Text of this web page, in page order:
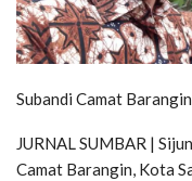
Subandi Camat Barangin
JURNAL SUMBAR |
Camat Barangin, Kota